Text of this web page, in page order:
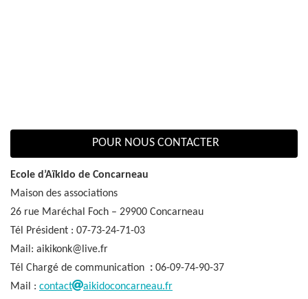
POUR NOUS CONTACTER
Ecole d’Aïkido de Concarneau
Maison des associations
26 rue Maréchal Foch – 29900 Concarneau
Tél Président : 07-73-24-71-03
Mail: aikikonk@live.fr
Tél Chargé de communication : 06-09-74-90-37
Mail : contact
aikidoconcarneau.fr